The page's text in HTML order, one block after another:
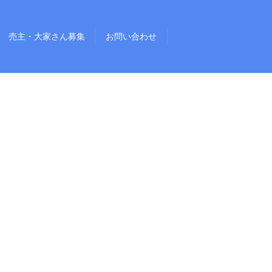
売主・大家さん募集 お問い合わせ